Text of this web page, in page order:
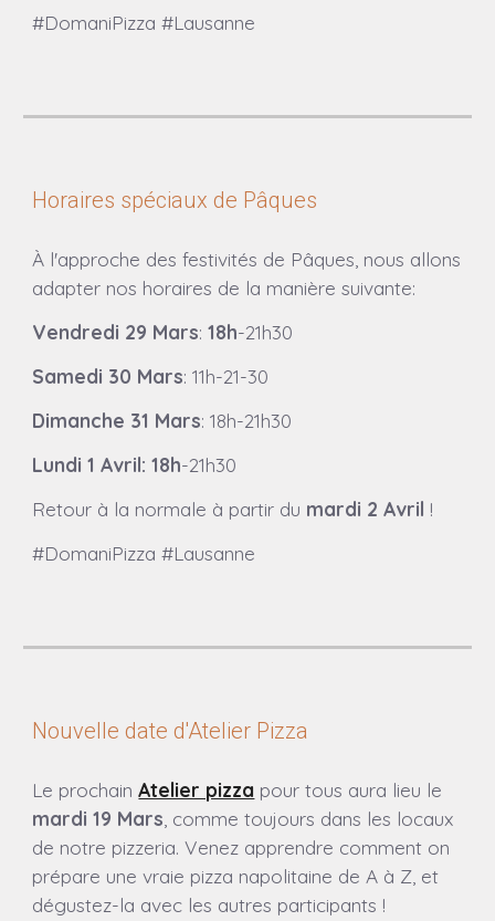
#DomaniPizza #Lausanne
Horaires spéciaux de Pâques
À l'approche des festivités de Pâques, nous allons
adapter nos horaires de la manière suivante:
Vendredi 29 Mars:18h-21h30
Samedi 30 Mars: 11h-21-30
Dimanche 31 Mars: 18h-21h30
Lundi 1 Avril: 18h-21h30
Retour à la normale à partir du mardi 2 Avril !
#DomaniPizza #Lausanne
Nouvelle date d'Atelier Pizza
Le prochain Atelier pizza pour tous aura lieu le
mardi19 Mars , comme toujours dans les locaux
de notre pizzeria. Venez apprendre comment on
prépare une vraie pizza napolitaine de A à Z, et
dégustez-la avec les autres participants !